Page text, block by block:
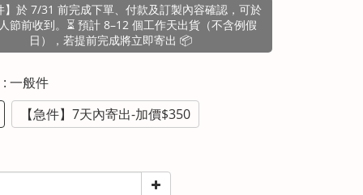
】於 7/31 前完成下單、付款及訂製內容確認，可於
節前收到。⏳ 預計 8–12 個工作天出貨（不含例假
日），若提前完成將立即寄出 📦
: 一般件
【急件】7天內寄出-加價$350